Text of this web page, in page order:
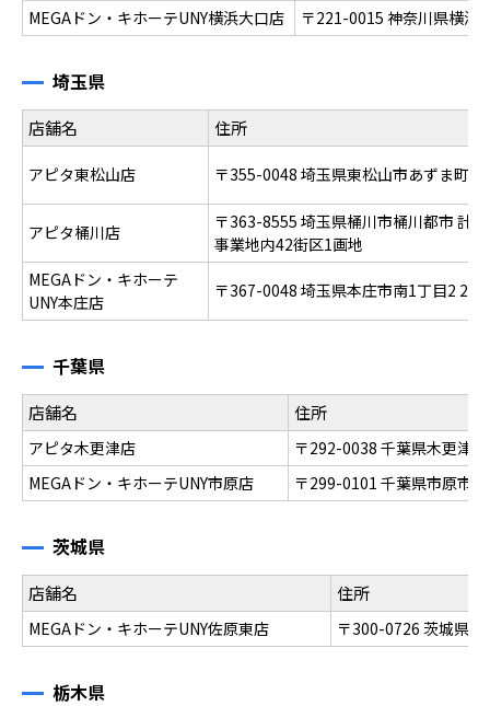
MEGAドン・キホーテUNY横浜大口店
〒221-0015 神奈川県横浜
埼玉県
店舗名 住所
アピタ東松山店 〒355-0048 埼玉県東松山市あずま町四
アピタ桶川店
〒363-8555 埼玉県桶川市桶川都市 計
事業地内42街区1画地
MEGAドン・キホーテ
UNY本庄店
〒367-0048 埼玉県本庄市南1丁目2 2番
千葉県
店舗名 住所
アピタ木更津店
〒292-0038 千葉県木更津
MEGAドン・キホーテUNY市原店
〒299-0101 千葉県市原市
茨城県
店舗名 住所
MEGAドン・キホーテUNY佐原東店 〒300-0726 茨城県
栃木県